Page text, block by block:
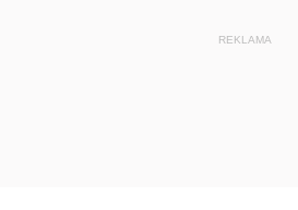
REKLAMA